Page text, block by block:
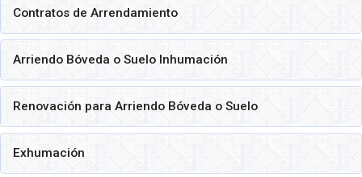
Contratos de Arrendamiento
Arriendo Bóveda o Suelo Inhumación
Renovación para Arriendo Bóveda o Suelo
Exhumación